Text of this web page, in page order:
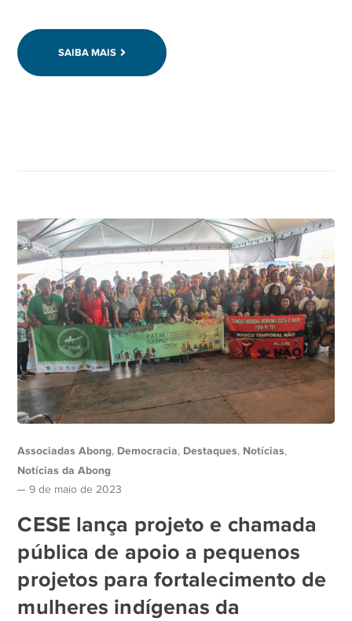
SAIBA MAIS
Associadas Abong, Democracia, Destaques, Notícias,
Notícias da Abong
9 de maio de 2023
CESE lança projeto e chamada
pública de apoio a pequenos
projetos para fortalecimento de
mulheres indígenas da